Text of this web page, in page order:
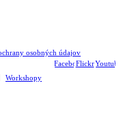
osobných údajov
FacebookFlickrYoutube
Workshopy